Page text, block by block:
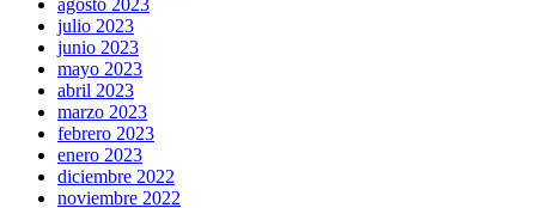
agosto 2023
julio 2023
junio 2023
mayo 2023
abril 2023
marzo 2023
febrero 2023
enero 2023
diciembre 2022
noviembre 2022